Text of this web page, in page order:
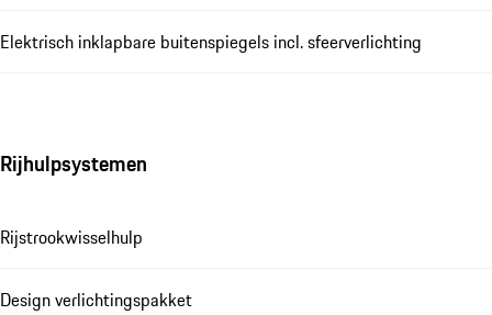
Elektrisch inklapbare buitenspiegels incl. sfeerverlichting
Rijhulpsystemen
Rijstrookwisselhulp
Design verlichtingspakket